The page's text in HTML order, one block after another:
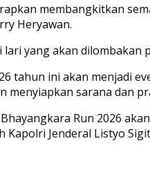
membangkitkan
Heryawan.
yang akan dilombakan
tahun ini akan menjadi
menyiapkan sarana dan
Run 2026
Kapolri Jenderal Listyo